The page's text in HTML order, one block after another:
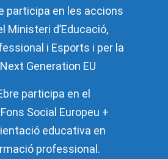
participa en les accions
Ministeri d’Educació,
i Esports i per la
Generation EU
participa en el
Social Europeu +
educativa en
professional.